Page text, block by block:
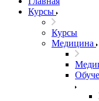
Курсы
Курсы
Медицина